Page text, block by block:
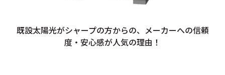
既設太陽光がシャープの方からの、メーカーへの信頼
度・安心感が人気の理由！